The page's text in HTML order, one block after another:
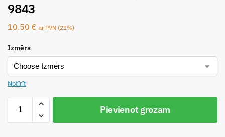
9843
10.50 € ar PVN (21%)
Izmērs
Notīrīt
Pievienot grozam